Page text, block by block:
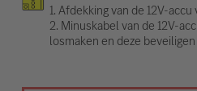
1. Afdekking van de 12V-
2. Minuskabel van de 12V-
losmaken en deze